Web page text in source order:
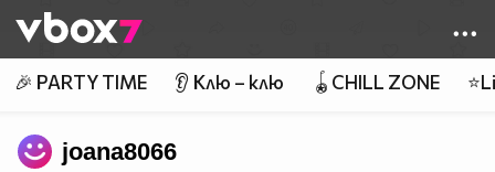
👾
🎉 PARTY TIME 👂 Клю – клю 🪀CHILL ZONE
joana8066